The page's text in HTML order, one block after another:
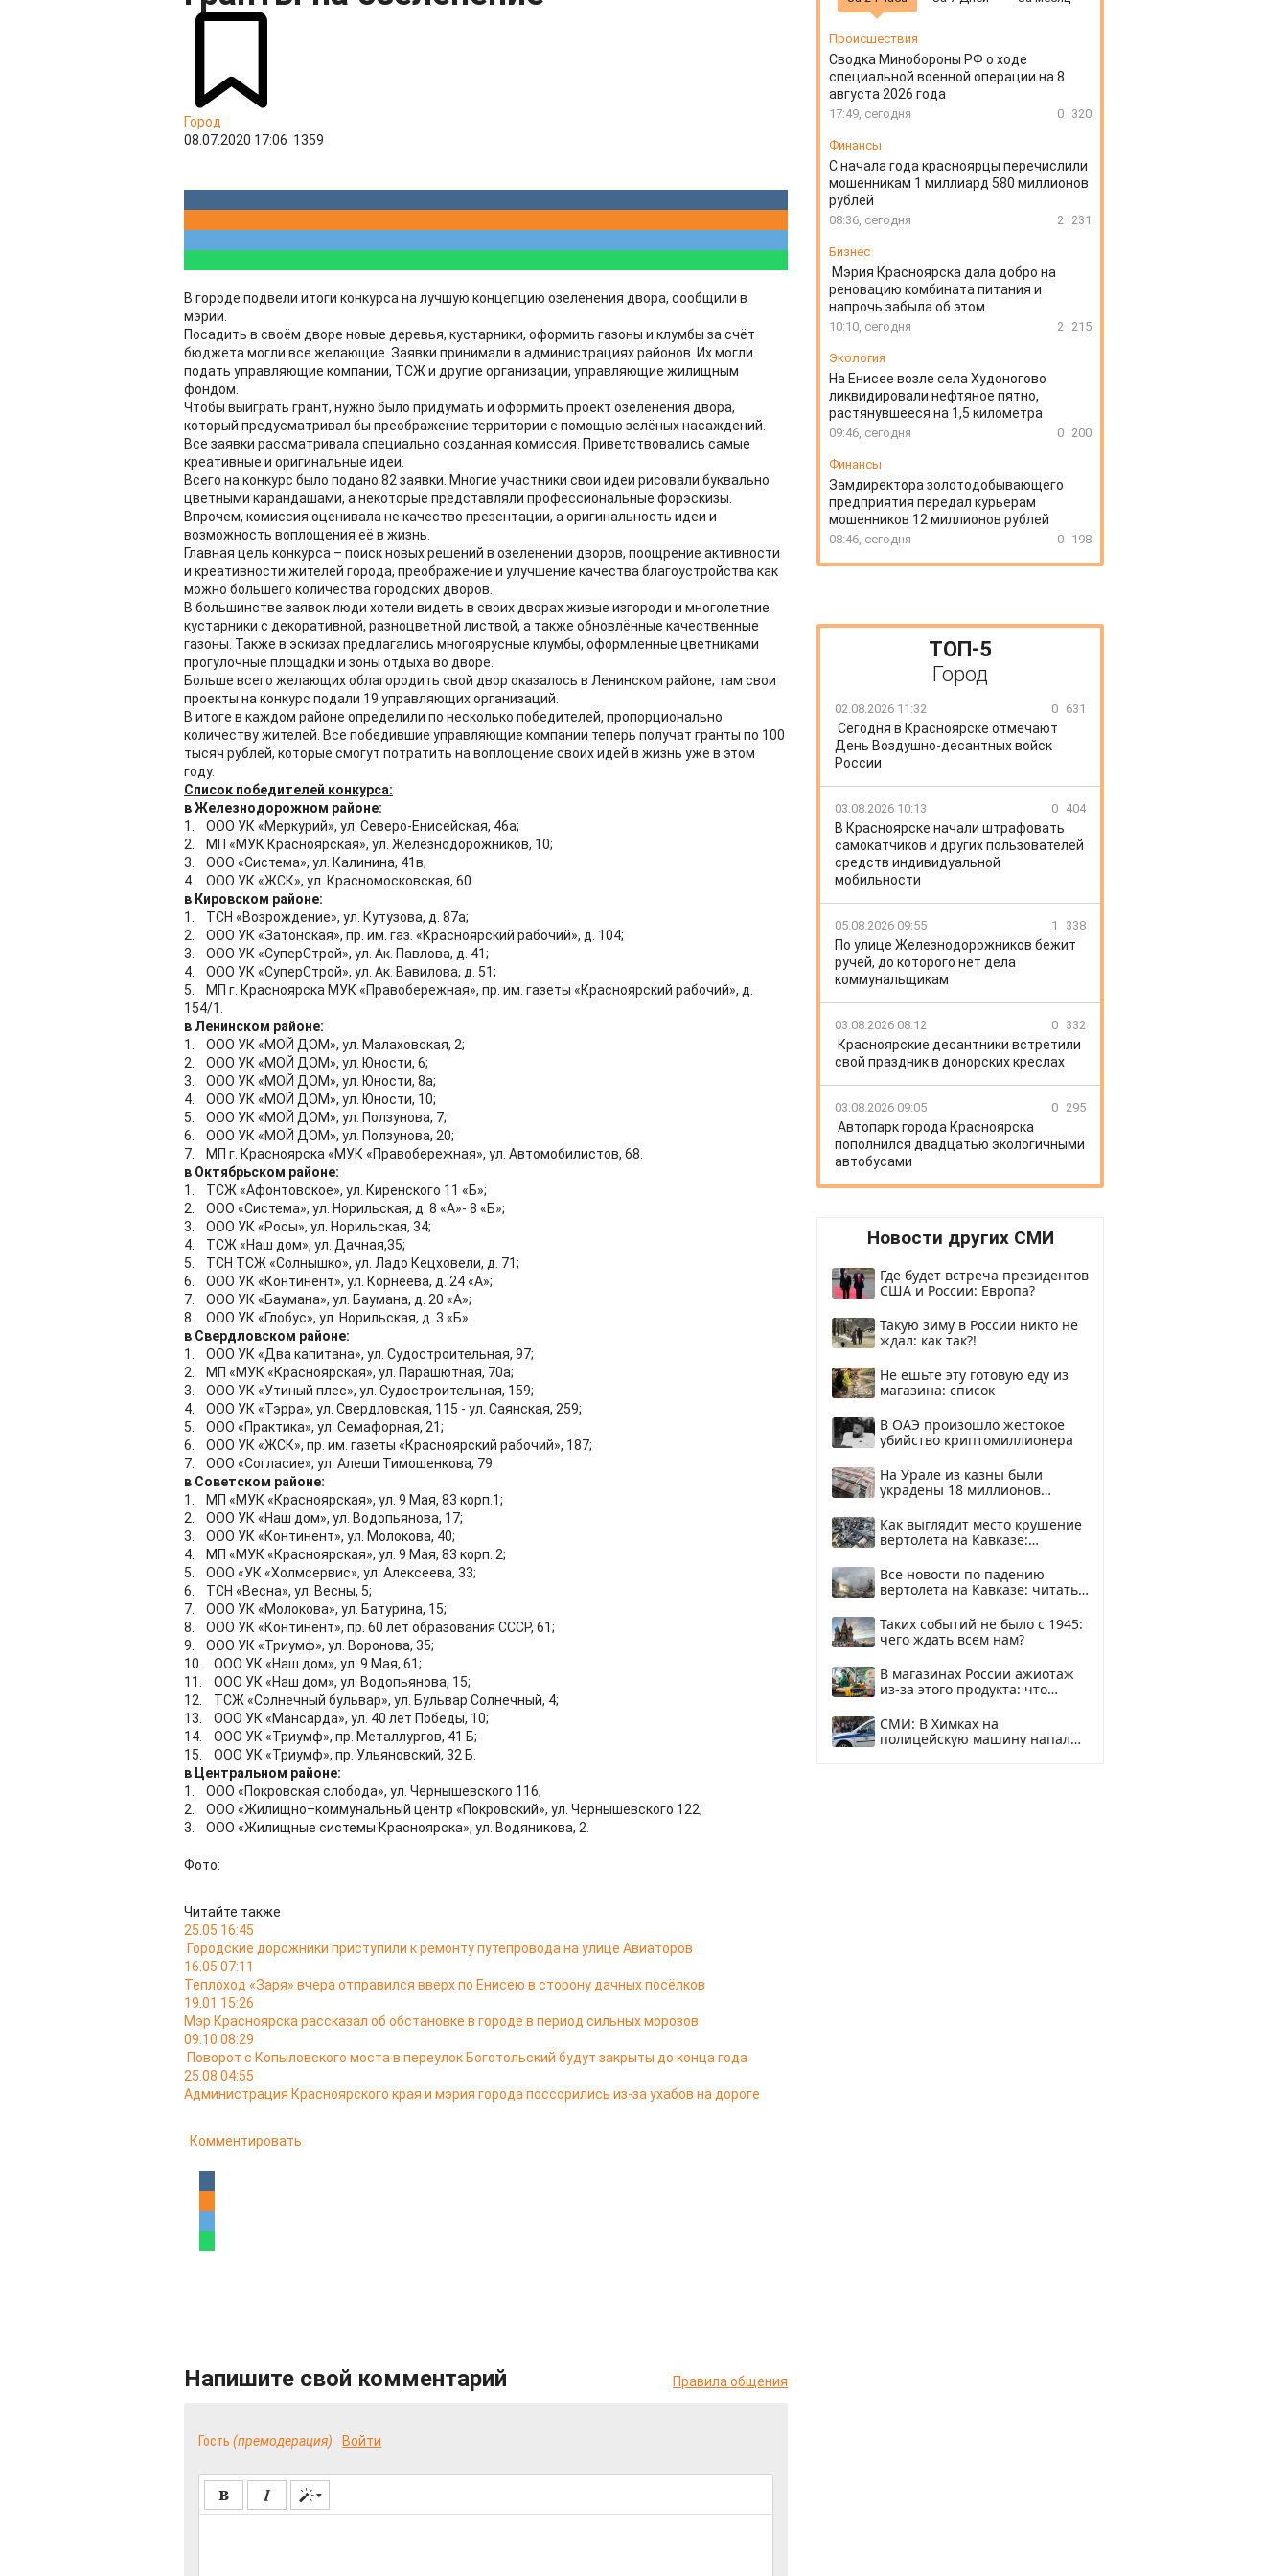
Город
08.07.2020 17:06 1359
В городе подвели итоги конкурса на лучшую концепцию озеленения двора, сообщили в
мэрии.
Посадить в своём дворе новые деревья, кустарники, оформить газоны и клумбы за счёт
бюджета могли все желающие. Заявки принимали в администрациях районов. Их могли
подать управляющие компании, ТСЖ и другие организации, управляющие жилищным
фондом.
Чтобы выиграть грант, нужно было придумать и оформить проект озеленения двора,
который предусматривал бы преображение территории с помощью зелёных насаждений.
Все заявки рассматривала специально созданная комиссия. Приветствовались самые
креативные и оригинальные идеи.
Всего на конкурс было подано 82 заявки. Многие участники свои идеи рисовали буквально
цветными карандашами, а некоторые представляли профессиональные форэскизы.
Впрочем, комиссия оценивала не качество презентации, а оригинальность идеи и
возможность воплощения её в жизнь.
Главная цель конкурса – поиск новых решений в озеленении дворов, поощрение активности
и креативности жителей города, преображение и улучшение качества благоустройства как
можно большего количества городских дворов.
В большинстве заявок люди хотели видеть в своих дворах живые изгороди и многолетние
кустарники с декоративной, разноцветной листвой, а также обновлённые качественные
газоны. Также в эскизах предлагались многоярусные клумбы, оформленные цветниками
прогулочные площадки и зоны отдыха во дворе.
Больше всего желающих облагородить свой двор оказалось в Ленинском районе, там свои
проекты на конкурс подали 19 управляющих организаций.
В итоге в каждом районе определили по несколько победителей, пропорционально
количеству жителей. Все победившие управляющие компании теперь получат гранты по 100
тысяч рублей, которые смогут потратить на воплощение своих идей в жизнь уже в этом
году.
Список победителей конкурса:
в Железнодорожном районе:
1. ООО УК «Меркурий», ул. Северо-Енисейская, 46а;
2. МП «МУК Красноярская», ул. Железнодорожников, 10;
3. ООО «Система», ул. Калинина, 41в;
4. ООО УК «ЖСК», ул. Красномосковская, 60.
в Кировском районе:
1. ТСН «Возрождение», ул. Кутузова, д. 87а;
2. ООО УК «Затонская», пр. им. газ. «Красноярский рабочий», д. 104;
3. ООО УК «СуперСтрой», ул. Ак. Павлова, д. 41;
4. ООО УК «СуперСтрой», ул. Ак. Вавилова, д. 51;
5. МП г. Красноярска МУК «Правобережная», пр. им. газеты «Красноярский рабочий», д.
154/1.
в Ленинском районе:
1. ООО УК «МОЙ ДОМ», ул. Малаховская, 2;
2. ООО УК «МОЙ ДОМ», ул. Юности, 6;
3. ООО УК «МОЙ ДОМ», ул. Юности, 8а;
4. ООО УК «МОЙ ДОМ», ул. Юности, 10;
5. ООО УК «МОЙ ДОМ», ул. Ползунова, 7;
6. ООО УК «МОЙ ДОМ», ул. Ползунова, 20;
7. МП г. Красноярска «МУК «Правобережная», ул. Автомобилистов, 68.
в Октябрьском районе:
1. ТСЖ «Афонтовское», ул. Киренского 11 «Б»;
2. ООО «Система», ул. Норильская, д. 8 «А»- 8 «Б»;
3. ООО УК «Росы», ул. Норильская, 34;
4. ТСЖ «Наш дом», ул. Дачная,35;
5. ТСН ТСЖ «Солнышко», ул. Ладо Кецховели, д. 71;
6. ООО УК «Континент», ул. Корнеева, д. 24 «А»;
7. ООО УК «Баумана», ул. Баумана, д. 20 «А»;
8. ООО УК «Глобус», ул. Норильская, д. 3 «Б».
в Свердловском районе:
1. ООО УК «Два капитана», ул. Судостроительная, 97;
2. МП «МУК «Красноярская», ул. Парашютная, 70а;
3. ООО УК «Утиный плес», ул. Судостроительная, 159;
4. ООО УК «Тэрра», ул. Свердловская, 115 - ул. Саянская, 259;
5. ООО «Практика», ул. Семафорная, 21;
6. ООО УК «ЖСК», пр. им. газеты «Красноярский рабочий», 187;
7. ООО «Согласие», ул. Алеши Тимошенкова, 79.
в Советском районе:
1. МП «МУК «Красноярская», ул. 9 Мая, 83 корп.1;
2. ООО УК «Наш дом», ул. Водопьянова, 17;
3. ООО УК «Континент», ул. Молокова, 40;
4. МП «МУК «Красноярская», ул. 9 Мая, 83 корп. 2;
5. ООО «УК «Холмсервис», ул. Алексеева, 33;
6. ТСН «Весна», ул. Весны, 5;
7. ООО УК «Молокова», ул. Батурина, 15;
8. ООО УК «Континент», пр. 60 лет образования СССР, 61;
9. ООО УК «Триумф», ул. Воронова, 35;
10. ООО УК «Наш дом», ул. 9 Мая, 61;
11. ООО УК «Наш дом», ул. Водопьянова, 15;
12. ТСЖ «Солнечный бульвар», ул. Бульвар Солнечный, 4;
13. ООО УК «Мансарда», ул. 40 лет Победы, 10;
14. ООО УК «Триумф», пр. Металлургов, 41 Б;
15. ООО УК «Триумф», пр. Ульяновский, 32 Б.
в Центральном районе:
1. ООО «Покровская слобода», ул. Чернышевского 116;
2. ООО «Жилищно–коммунальный центр «Покровский», ул. Чернышевского 122;
3. ООО «Жилищные системы Красноярска», ул. Водяникова, 2.
Фото:
Читайте также
25.05 16:45
Городские дорожники приступили к ремонту путепровода на улице Авиаторов
16.05 07:11
Теплоход «Заря» вчера отправился вверх по Енисею в сторону дачных посёлков
19.01 15:26
Мэр Красноярска рассказал об обстановке в городе в период сильных морозов
09.10 08:29
Поворот с Копыловского моста в переулок Боготольский будут закрыты до конца года
25.08 04:55
Администрация Красноярского края и мэрия города поссорились из-за ухабов на дороге
Комментировать
Напишите свой комментарий Правила общения
Гость (премодерация) Войти
Происшествия
Сводка Минобороны РФ о ходе
специальной военной операции на 8
августа 2026 года
17:49, сегодня 0 320
Финансы
С начала года красноярцы перечислили
мошенникам 1 миллиард 580 миллионов
рублей
08:36, сегодня 2 231
Бизнес
Мэрия Красноярска дала добро на
реновацию комбината питания и
напрочь забыла об этом
10:10, сегодня 2 215
Экология
На Енисее возле села Худоногово
ликвидировали нефтяное пятно,
растянувшееся на 1,5 километра
09:46, сегодня 0 200
Финансы
Замдиректора золотодобывающего
предприятия передал курьерам
мошенников 12 миллионов рублей
08:46, сегодня 0 198
ТОП-5
Город
02.08.2026 11:32 0 631
Сегодня в Красноярске отмечают
День Воздушно-десантных войск
России
03.08.2026 10:13 0 404
В Красноярске начали штрафовать
самокатчиков и других пользователей
средств индивидуальной
мобильности
05.08.2026 09:55 1 338
По улице Железнодорожников бежит
ручей, до которого нет дела
коммунальщикам
03.08.2026 08:12 0 332
Красноярские десантники встретили
свой праздник в донорских креслах
03.08.2026 09:05 0 295
Автопарк города Красноярска
пополнился двадцатью экологичными
автобусами
Новости других СМИ
Где будет встреча президентов
США и России: Европа?
Такую зиму в России никто не
ждал: как так?!
Не ешьте эту готовую еду из
магазина: список
В ОАЭ произошло жестокое
убийство криптомиллионера
На Урале из казны были
украдены 18 миллионов
Как выглядит место крушение
вертолета на Кавказе:
Все новости по падению
вертолета на Кавказе: читать
Таких событий не было с 1945:
чего ждать всем нам?
В магазинах России ажиотаж
из-за этого продукта: что
СМИ: В Химках на
полицейскую машину напали